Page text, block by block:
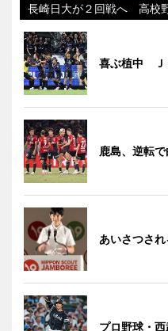
長崎日大が２回戦へ 高校
喜ぶ植中 Ｊ
鹿島、逆転
あいさつされ
プロ野球・